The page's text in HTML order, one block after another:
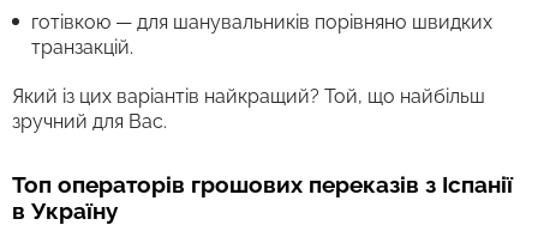
готівкою — для шанувальників порівняно швидких
транзакцій.
Який із цих варіантів найкращий? Той, що найбільш
зручний для Вас.
Топ операторів грошових переказів з Іспанії
в Україну